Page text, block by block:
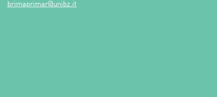
ti.zbinu@ramirpamirb